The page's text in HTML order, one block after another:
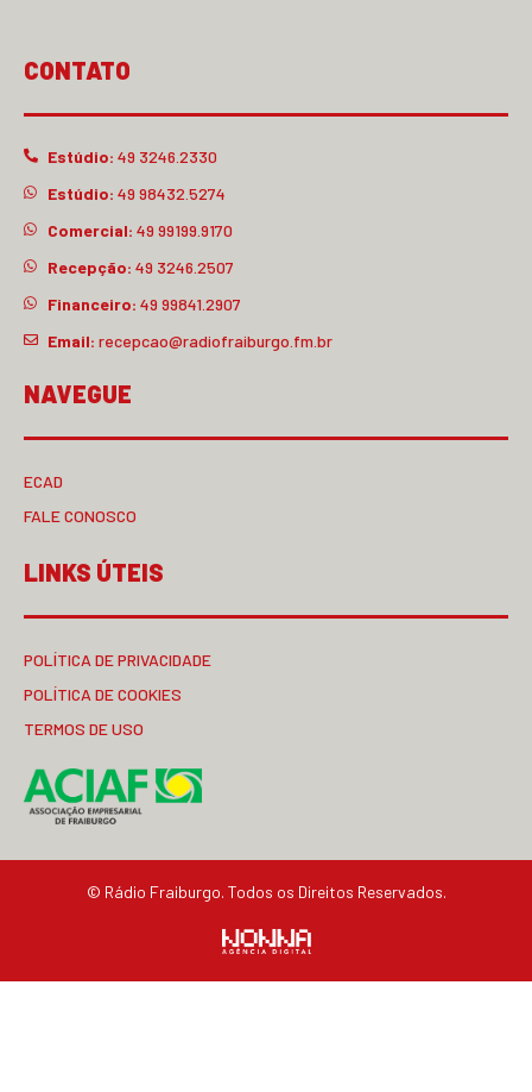
CONTATO
Estúdio: 49 3246.2330
Estúdio: 49 98432.5274
Comercial: 49 99199.9170
Recepção: 49 3246.2507
Financeiro: 49 99841.2907
Email: recepcao@radiofraiburgo.fm.br
NAVEGUE
ECAD
FALE CONOSCO
LINKS ÚTEIS
POLÍTICA DE PRIVACIDADE
POLÍTICA DE COOKIES
TERMOS DE USO
© Rádio Fraiburgo. Todos os Direitos Reservados.